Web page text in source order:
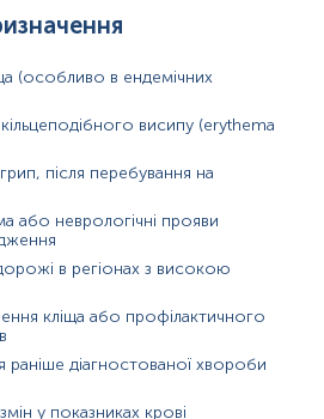
на початковій стадії
на більш пізніх етапах,
імунну відповідь на борелії.
кількості лейкоцитів та
еритроцитів вказує на
можливу бактеріальну
їхня відсутність може
ще не розвинулася,
виробити антитіла, або ж
лейкоцитів може свідчити
системи або супутні
рівня еритроцитів і
(особливо в ендемічних
висипу (erythema
після перебування на
або неврологічні прояви
в регіонах з високою
кліща або профілактичного
раніше діагностованої хвороби
у показниках крові